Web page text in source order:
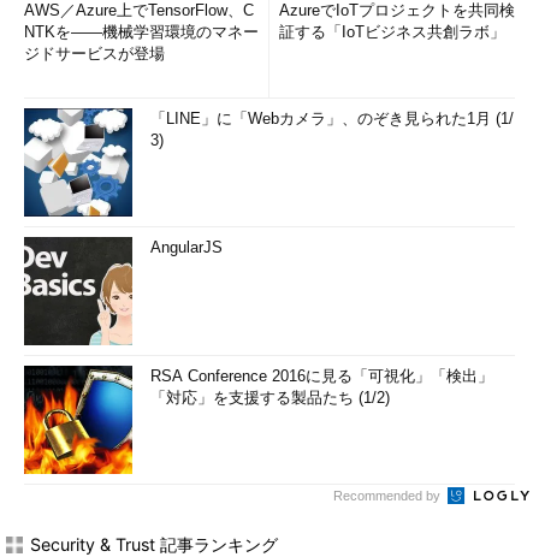
AWS／Azure上でTensorFlow、C
NTKを――機械学習環境のマネー
ジドサービスが登場
AzureでIoTプロジェクトを共同検
証する「IoTビジネス共創ラボ」
「LINE」に「Webカメラ」、のぞき見られた1月 (1/
3)
AngularJS
RSA Conference 2016に見る「可視化」「検出」
「対応」を支援する製品たち (1/2)
Recommended by
Security & Trust 記事ランキング